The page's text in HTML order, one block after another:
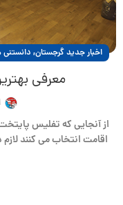
اخبار جدید گرجستان,
معرفی
از آنجایی که تفلیس
اقامت انتخاب می کنند